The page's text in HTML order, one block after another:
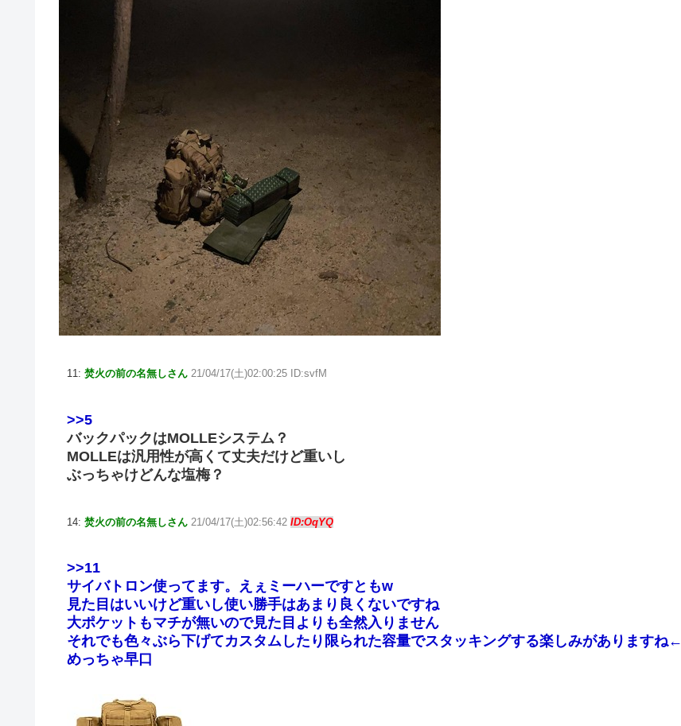
11: 焚火の前の名無しさん 21/04/17(土)02:00:25 ID:svfM
>>5
バックパックはMOLLEシステム？
MOLLEは汎用性が高くて丈夫だけど重いし
ぶっちゃけどんな塩梅？
14: 焚火の前の名無しさん 21/04/17(土)02:56:42 ID:OqYQ
>>11
サイバトロン使ってます。えぇミーハーですともw
見た目はいいけど重いし使い勝手はあまり良くないですね
大ポケットもマチが無いので見た目よりも全然入りません
それでも色々ぶら下げてカスタムしたり限られた容量でスタッキングする楽しみがありますね←
めっちゃ早口